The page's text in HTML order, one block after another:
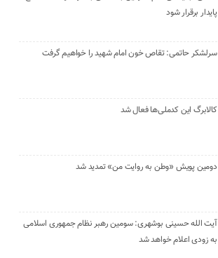
پایدار برقرار شود
سرلشکر حاتمی: تقاص خون امام شهید را خواهیم گرفت
کالابرگ این کدملی‌ها فعال شد
دومین پویش «وطن به روایت من» تمدید شد
آیت الله حسینی بوشهری: سومین رهبر نظام جمهوری اسلامی
به زودی اعلام خواهد شد